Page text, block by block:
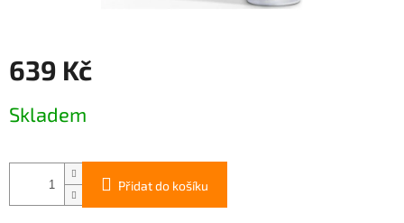
639 Kč
cena:
Skladem
Přidat do košíku